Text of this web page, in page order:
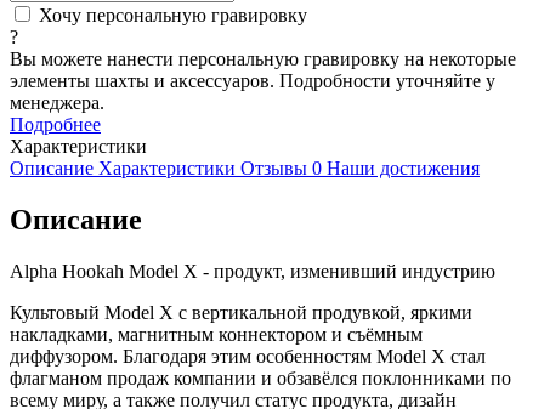
Хочу персональную гравировку
?
Вы можете нанести персональную гравировку на некоторые
элементы шахты и аксессуаров. Подробности уточняйте у
менеджера.
Подробнее
Характеристики
Описание Характеристики Отзывы 0 Наши достижения
Описание
Alpha Hookah Model X - продукт, изменивший индустрию
Культовый Model X с вертикальной продувкой, яркими
накладками, магнитным коннектором и съёмным
диффузором. Благодаря этим особенностям Model X стал
флагманом продаж компании и обзавёлся поклонниками по
всему миру, а также получил статус продукта, дизайн